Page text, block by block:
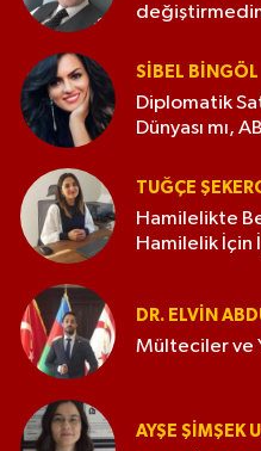
SIBEL BINGÖL
Diplomatik
Dünyası mı,
TUĞÇE
Hamilelikte
Hamilelik İçin
DR. ELVIN
Mülteciler ve
AYŞE ŞIMŞEK